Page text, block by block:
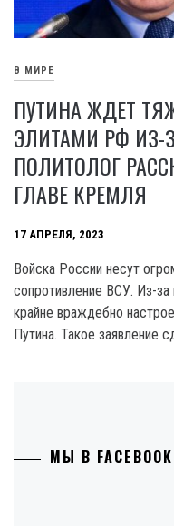
В МИРЕ
ПУТИНА ЖДЕТ
ЭЛИТАМИ РФ
ПОЛИТОЛОГ
ГЛАВЕ КРЕМЛЯ
17 АПРЕЛЯ, 2023
Войска России несут
сопротивление ВСУ. Из-
крайне враждебно
Путина. Такое заявление
МЫ В FACEBOOK